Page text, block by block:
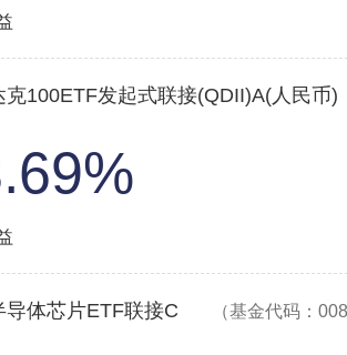
克100ETF发起式联接(QDII)A(人民币)
导体芯片ETF联接C （基金代码：